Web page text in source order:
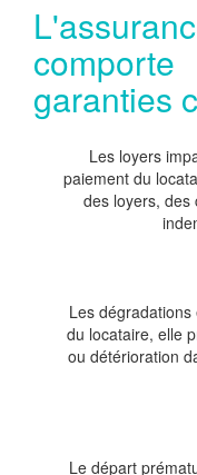
garanties
Les loyers
paiement du
des loyers, des
Les
du locataire, elle
ou détérioration
Le départ